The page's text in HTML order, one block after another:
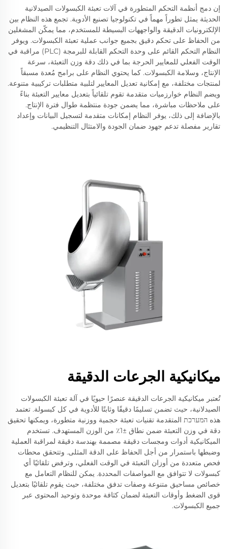
إن دمج أنظمة التحكم المتطورة في آلات تعبئة الكبسولات الصيدلانية
الحديثة يمثل تطوراً مهماً في تكنولوجيا تصنيع الأدوية. تجمع هذه النظام بين
الإلكترونيات الدقيقة والواجههات البسيطة للمستخدم، مما يمكّن المشغلين
من الحفاظ على تحكم دقيق بجميع جوانب عملية تعبئة الكبسولات. ويوفر
النظام التحكم القائم على وحدة التحكم القابلة للبرمجة (PLC) مراقبة في
الوقت الفعلي للمعايير الحرجة بما في ذلك دقة وزن التعبئة، سرعة
الإنتاج، وسلامة الكبسولات. كما يحتوي النظام على برامج مُعدة مسبقاً
لمنتجات مختلفة، مع إمكانية تعديل المعايير لتلبية متطلبات تركيبية متنوعة.
ويضم النظام خوارزميات متقدمة تقوم تلقائياً بتعديل معايير التعبئة بناءً
على ملاحظات مباشرة، مما يضمن جودة منتظمة طوال فترة الإنتاج.
بالإضافة إلى ذلك، يوفر النظام إمكانات متقدمة لتسجيل البيانات وإعداد
تقارير مفصلة تدعم جهود ضمان الجودة والامتثال التنظيمي.
ميكانيكية الجرعات الدقيقة
تُعتبر ميكانيكية الجرعات الدقيقة عنصرًا حيويًا في آلة تعبئة الكبسولات
الصيدلانية، حيث تضمن تسليمًا دقيقًا وثابتًا للأدوية في كل كبسولة. تعتمد
هذه המערכת المتقدمة تقنيات تعبئة حجمية ووزنية متطورة، ويمكنها تحقيق
دقة في وزن التعبئة ضمن نطاق ±1٪ من الوزن المستهدف. تستخدم
الميكانيكية أدوات ومجسات دقيقة مصممة بهندسة دقيقة لمراقبة العملية
وضبطها باستمرار من أجل الحفاظ على الدقة المثلى. وتتحقق محطات
فحص متعددة من أوزان التعبئة في الوقت الفعلي، وترفض تلقائيًا أي
كبسولات لا تتوافق مع المواصفات المحددة. يمكن للنظام التعامل مع
خصائص مساحيق متنوعة وصفات تدفق مختلفة، حيث يقوم تلقائيًا بتعديل
قوى الضغط وأوقات التعبئة لضمان كثافة موحدة وتوحيد المحتوى عبر
جميع الكبسولات.